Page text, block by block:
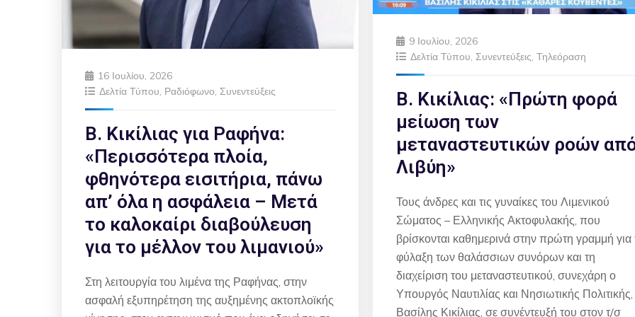
16 Ιουλίου, 2026
Δελτία Τύπου, Ραδιόφωνο, Συνεντεύξεις
Β. Κικίλιας για Ραφήνα:
«Περισσότερα πλοία,
φθηνότερα εισιτήρια, πάνω
απ’ όλα η ασφάλεια – Μετά
το καλοκαίρι διαβούλευση
για το μέλλον του λιμανιού»
Στη λειτουργία του λιμένα της Ραφήνας, στην
ασφαλή εξυπηρέτηση της αυξημένης ακτοπλοϊκής
9 Ιουλίου, 2026
Δελτία Τύπου, Συνεντεύξεις, Τηλεόραση
Β. Κικίλιας: «Πρώτη φορά
μείωση των
μεταναστευτικών ροών
Λιβύη»
Τους άνδρες και τις γυναίκες του Λιμενικού
Σώματος – Ελληνικής Ακτοφυλακής, που
βρίσκονται καθημερινά στην πρώτη γραμμή για
φύλαξη των θαλάσσιων συνόρων και τη
διαχείριση του μεταναστευτικού, συνεχάρη ο
Υπουργός Ναυτιλίας και Νησιωτικής Πολιτικής,
Βασίλης Κικίλιας, σε συνέντευξή του στον τ/σ